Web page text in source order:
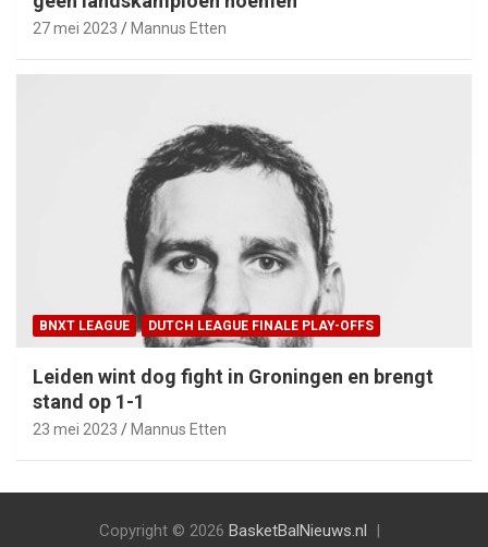
27 mei 2023 Mannus Etten
BNXT LEAGUE DUTCH LEAGUE FINALE PLAY-OFFS
Leiden wint dog fight in Groningen en brengt
stand op 1-1
23 mei 2023 Mannus Etten
Copyright © 2026 BasketBalNieuws.nl